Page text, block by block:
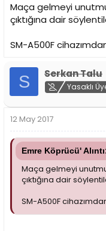
Maça gelmeyi
çıktığına dair
SM-A500F
S Serkan Talu
Yasaklı
12 May 2017
Emre Köprücü'
Maça gelmeyi
çıktığına dair
SM-A500F